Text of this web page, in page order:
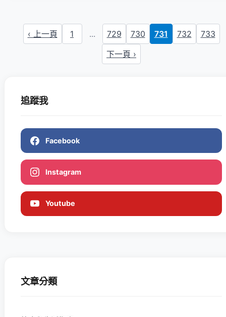
‹ 上一頁 1 ... 729 730 731 732
733
下一頁 ›
追蹤我
Facebook
Instagram
Youtube
文章分類